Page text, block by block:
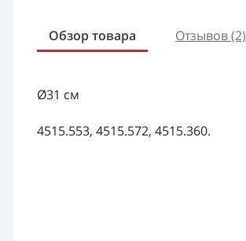
Обзор товара Отзывов (2)
Ø31 см
4515.553, 4515.572, 4515.360.